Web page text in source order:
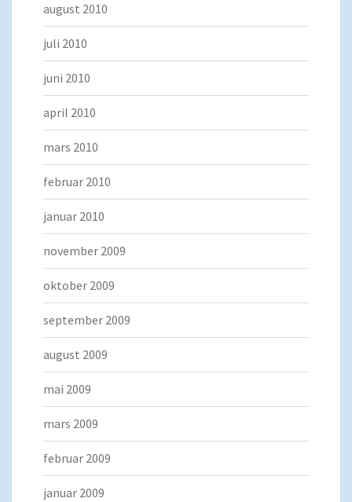
august 2010
juli 2010
juni 2010
april 2010
mars 2010
februar 2010
januar 2010
november 2009
oktober 2009
september 2009
august 2009
mai 2009
mars 2009
februar 2009
januar 2009